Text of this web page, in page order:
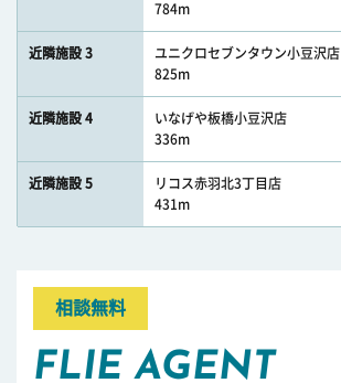
784m
近隣施設 3
ユニクロセブンタウン小豆沢店
825m
近隣施設 4
いなげや板橋小豆沢店
336m
近隣施設 5
リコス赤羽北3丁目店
431m
相談無料
FLIE AGENT